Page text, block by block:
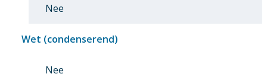
Nee
Wet (condenserend)
Nee